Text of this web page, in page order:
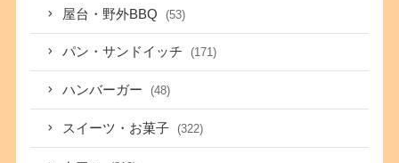
屋台・野外BBQ (53)
パン・サンドイッチ (171)
ハンバーガー (48)
スイーツ・お菓子 (322)